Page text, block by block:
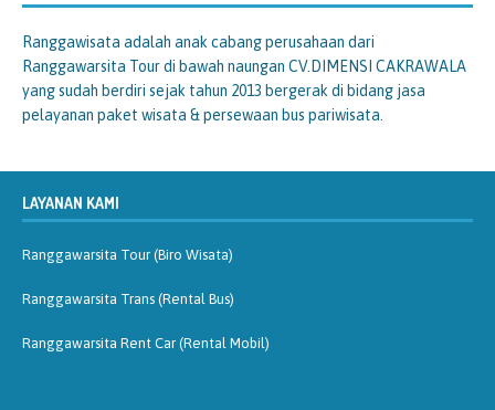
Ranggawisata adalah anak cabang perusahaan dari
Ranggawarsita Tour di bawah naungan CV.DIMENSI CAKRAWALA
yang sudah berdiri sejak tahun 2013 bergerak di bidang jasa
pelayanan paket wisata & persewaan bus pariwisata.
LAYANAN KAMI
Ranggawarsita Tour (Biro Wisata)
Ranggawarsita Trans (Rental Bus)
Ranggawarsita Rent Car (Rental Mobil)